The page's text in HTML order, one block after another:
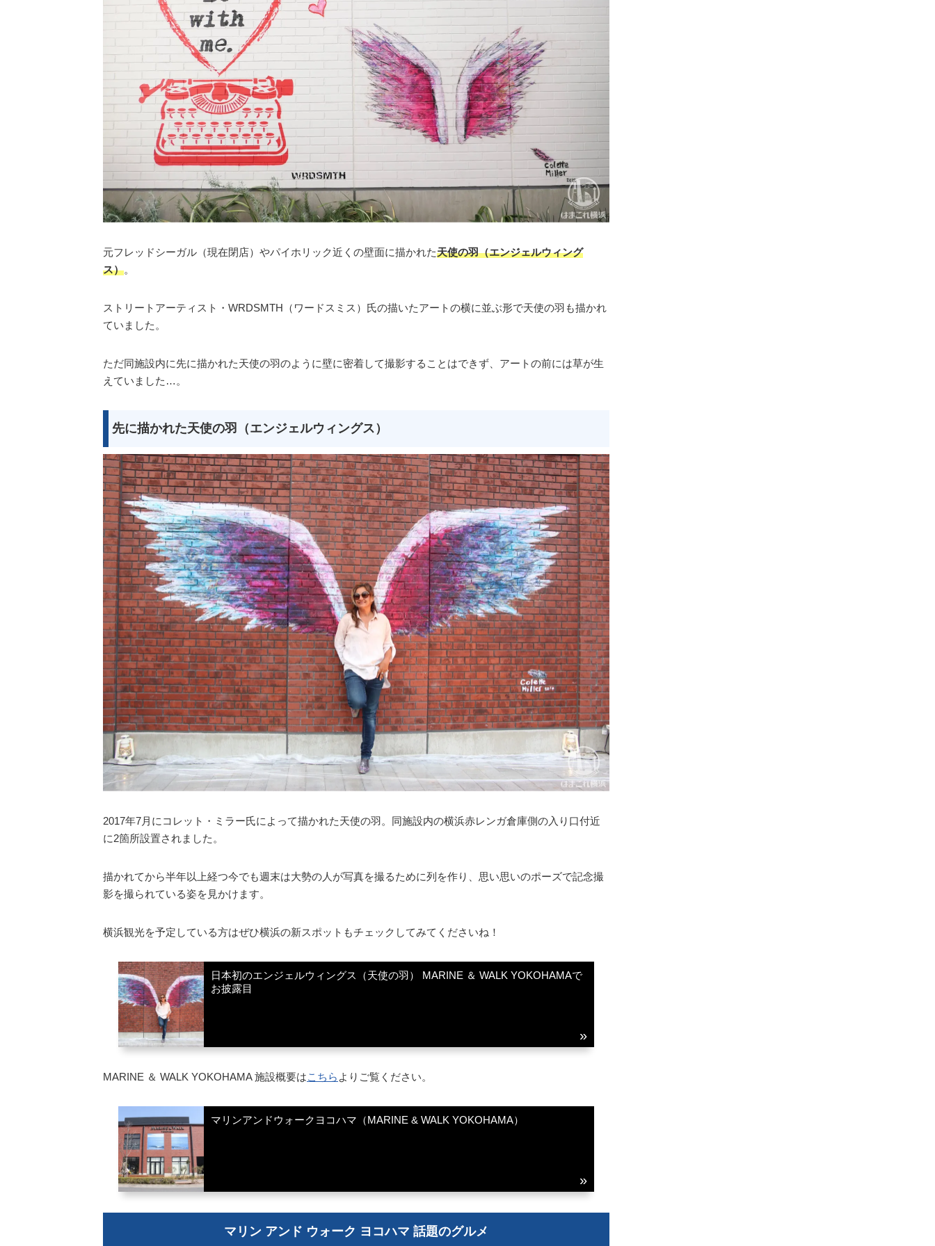
元フレッドシーガル（現在閉店）やパイホリック近くの壁面に描かれた天使の羽（エンジェルウィング
ス）。
ストリートアーティスト・WRDSMTH（ワードスミス）氏の描いたアートの横に並ぶ形で天使の羽も描かれ
ていました。
ただ同施設内に先に描かれた天使の羽のように壁に密着して撮影することはできず、アートの前には草が生
えていました…。
先に描かれた天使の羽（エンジェルウィングス）
2017年7月にコレット・ミラー氏によって描かれた天使の羽。同施設内の横浜赤レンガ倉庫側の入り口付近
に2箇所設置されました。
描かれてから半年以上経つ今でも週末は大勢の人が写真を撮るために列を作り、思い思いのポーズで記念撮
影を撮られている姿を見かけます。
横浜観光を予定している方はぜひ横浜の新スポットもチェックしてみてくださいね！
日本初のエンジェルウィングス（天使の羽） MARINE ＆ WALK YOKOHAMAで
お披露目
MARINE ＆ WALK YOKOHAMA 施設概要はこちら よりご覧ください。
マリンアンドウォークヨコハマ（MARINE & WALK YOKOHAMA）
マリン アンド ウォーク ヨコハマ 話題のグルメ